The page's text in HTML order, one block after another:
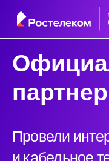
Провели